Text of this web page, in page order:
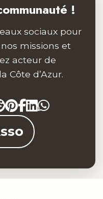
!
sociaux pour
missions et
acteur de
Côte d’Azur.